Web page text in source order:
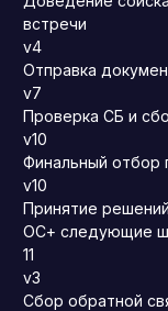
встречи
v4
Отправка
v7
Проверка СБ и
v10
Финальный отбор
v10
Принятие
ОС+ следующие
11
v3
Сбор обратной